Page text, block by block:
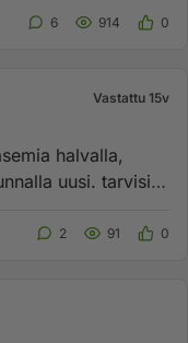
6 914 0
Vastattu 15v
halvalla,
uusi. tarvisin
2 91 0